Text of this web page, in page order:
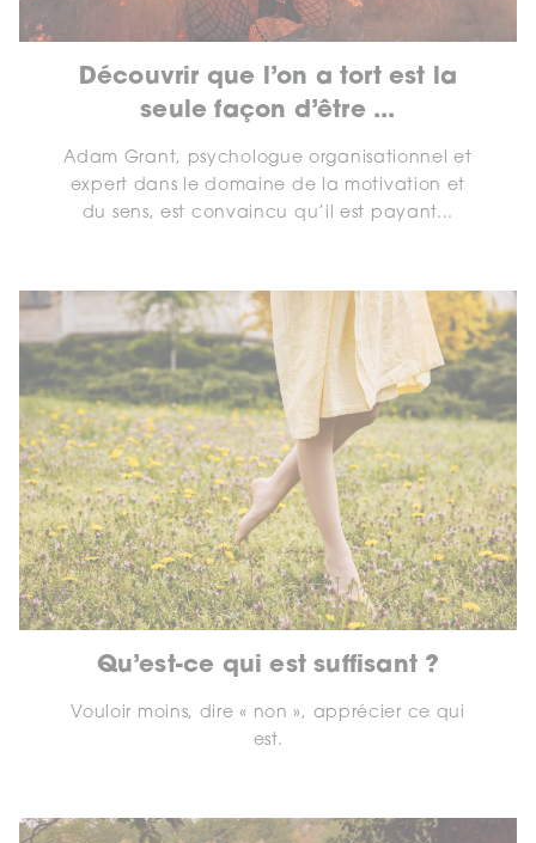
Découvrir que l’on a tort est la
seule façon d’être ...
Adam Grant, psychologue organisationnel et
expert dans le domaine de la motivation et
du sens, est convaincu qu’il est payant...
Qu’est-ce qui est suffisant ?
Vouloir moins, dire « non », apprécier ce qui
est.